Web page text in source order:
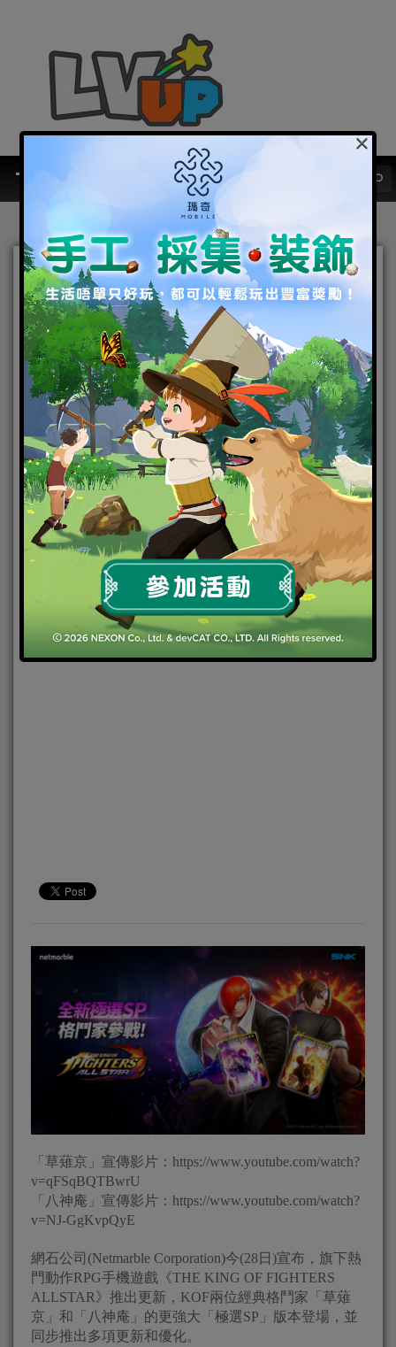
《THE KING OF
FIGHTERS ALLSTAR》更
新 極選SP「草薙京」和「八
神庵」決戰火熱的Dream
Match
2021-05-28|Android,IOS,手機遊戲
「草薙京」宣傳影片：https://www.youtube.com/watch?
v=qFSqBQTBwrU
「八神庵」宣傳影片：https://www.youtube.com/watch?
v=NJ-GgKvpQyE
網石公司(Netmarble Corporation)今(28日)宣布，旗下熱
門動作RPG手機遊戲《THE KING OF FIGHTERS
ALLSTAR》推出更新，KOF兩位經典格鬥家「草薙
京」和「八神庵」的更強大「極選SP」版本登場，並
同步推出多項更新和優化。
×